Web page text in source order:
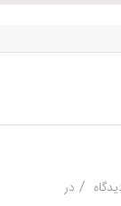
/ در